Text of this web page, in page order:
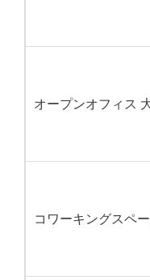
オープンオフィス
コワーキングスペ